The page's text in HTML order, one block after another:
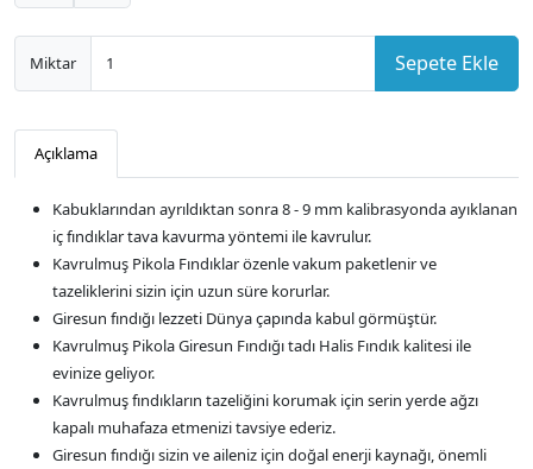
Miktar Sepete Ekle
Açıklama
Kabuklarından ayrıldıktan sonra 8 - 9 mm kalibrasyonda ayıklanan
iç fındıklar tava kavurma yöntemi ile kavrulur.
Kavrulmuş Pikola Fındıklar özenle vakum paketlenir ve
tazeliklerini sizin için uzun süre korurlar.
Giresun fındığı lezzeti Dünya çapında kabul görmüştür.
Kavrulmuş Pikola Giresun Fındığı tadı Halis Fındık kalitesi ile
evinize geliyor.
Kavrulmuş fındıkların tazeliğini korumak için serin yerde ağzı
kapalı muhafaza etmenizi tavsiye ederiz.
Giresun fındığı sizin ve aileniz için doğal enerji kaynağı, önemli